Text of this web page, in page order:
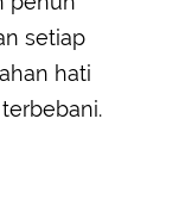
setiap
hati